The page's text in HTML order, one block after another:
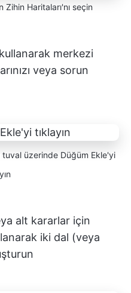
Haritaları'nı seçin
merkezi
veya sorun
üzerinde Düğüm Ekle'yi
alt kararlar için
iki dal (veya